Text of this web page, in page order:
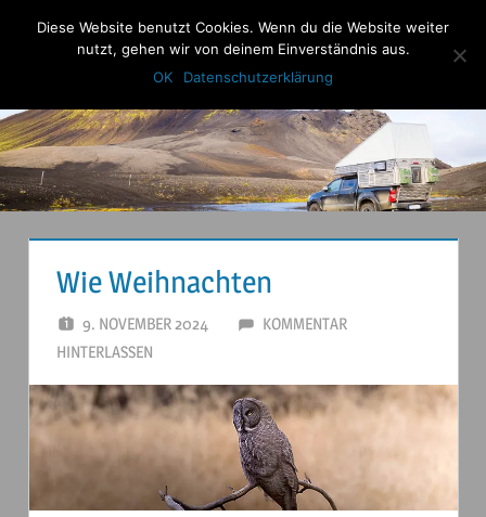
Anderstouren Menu
Wie Weihnachten
9. NOVEMBER 2024 ANDERSTOUREN
KOMMENTAR
HINTERLASSEN
Diese Website benutzt Cookies. Wenn du die Website weiter
nutzt, gehen wir von deinem Einverständnis aus.
OK
Datenschutzerklärung